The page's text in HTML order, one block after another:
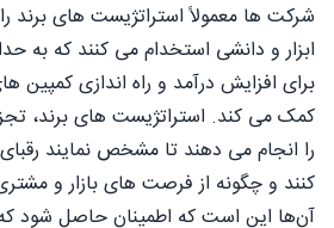
شرکت ها معمولاً استراتژیست های برند
ابزار و دانشی استخدام می کنند که به
برای افزایش درآمد و راه اندازی کمپین
کمک می کند. استراتژیست های برند،
را انجام می دهند تا مشخص نمایند
کنند و چگونه از فرصت های بازار و
آن‌ها این است که اطمینان حاصل شود